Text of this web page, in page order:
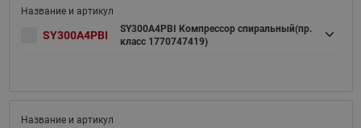
SY300A4PBI
SY300A4PBI Компрессор спиральный(пр.
класс 1770747419)